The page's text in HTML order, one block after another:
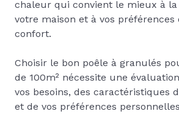
chaleur qui convient le mieux à la
votre maison et à vos préférences
confort.
Choisir le bon poêle à granulés
de 100m² nécessite une
vos besoins, des caractéristiques
et de vos préférences